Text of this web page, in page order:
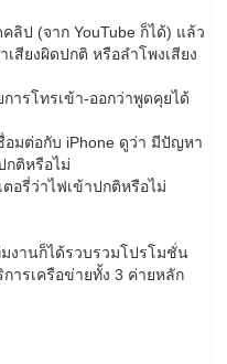
ลิป (จาก YouTube ก็ได้) แล้ว
เสียงผิดปกติ หรือลำโพงเสียง
ารโทรเข้า-ออกว่าพูดคุยได้
อมต่อกับ iPhone ดูว่า มีปัญหา
กติหรือไม่
อรี่ว่าไฟเข้าปกติหรือไม่
งานก็ได้รวบรวมโปรโมชั่น
ารเครือข่ายทั้ง 3 ค่ายหลัก